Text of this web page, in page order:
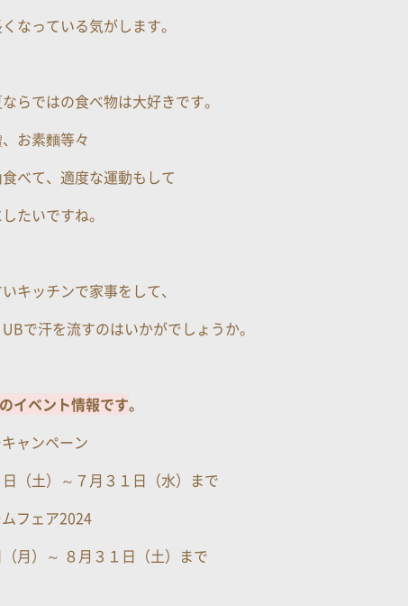
なっている気がします。
らではの食べ物は大好きです。
お素麵等々
べて、適度な運動もして
たいですね。
キッチンで家事をして、
で汗を流すのはいかがでしょうか。
イベント情報です。
ャンペーン
（土）～７月３１日（水）まで
フェア2024
月）～ ８月３１日（土）まで